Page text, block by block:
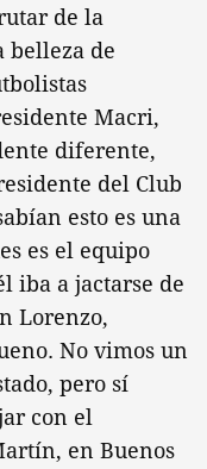
de la
belleza de
Macri,
diferente,
del Club
esto es una
es el equipo
iba a jactarse de
Lorenzo,
No vimos un
pero sí
con el
en Buenos